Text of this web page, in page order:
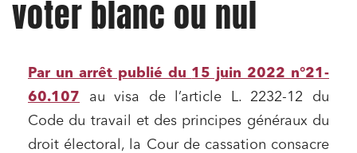
voter blanc ou nul
Par un arrêt publié du 15 juin 2022 n°21-
60.107 au visa de l’article L. 2232-12 du
Code du travail et des principes généraux du
droit électoral, la Cour de cassation consacre